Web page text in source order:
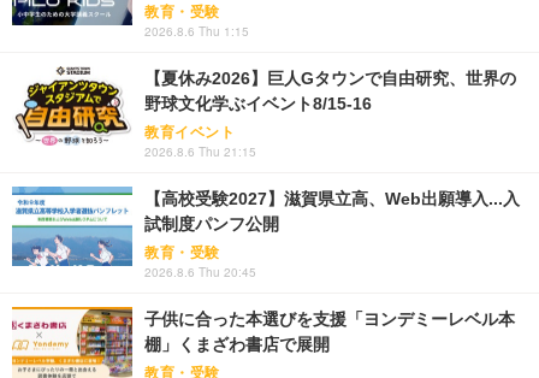
教育・受験
2026.8.6 Thu 1:15
【夏休み2026】巨人Gタウンで自由研究、世界の
野球文化学ぶイベント8/15-16
教育イベント
2026.8.6 Thu 21:15
【高校受験2027】滋賀県立高、Web出願導入...入
試制度パンフ公開
教育・受験
2026.8.6 Thu 20:45
子供に合った本選びを支援「ヨンデミーレベル本
棚」くまざわ書店で展開
教育・受験